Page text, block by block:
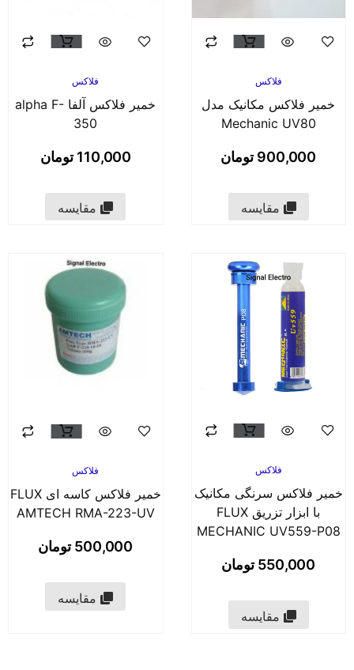
فلاکس
خمیر فلاکس مکانیک مدل
Mechanic UV80
900,000 تومان
مقایسه
فلاکس
خمیر فلاکس آلفا alpha F-
350
110,000تومان
مقایسه
فلاکس
فلاکس سرنگی مکانیک
با ابزار تزریق FLUX
MECHANIC UV559-
550,000تومان
مقایسه
فلاکس
خمیر فلاکس کاسه ای FLUX
AMTECH RMA-223-UV
500,000تومان
مقایسه